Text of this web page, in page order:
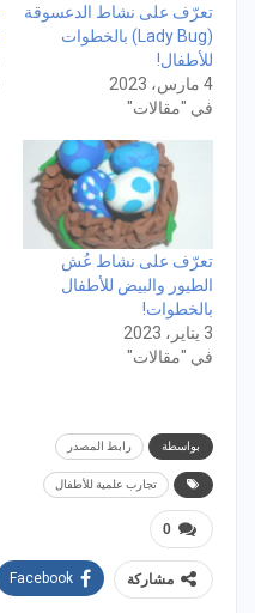
تعرّف على نشاط الدعسوقة
(Lady Bug) بالخطوات
للأطفال!
4 مارس، 2023
في "مقالات"
تعرّف على نشاط عُش
الطيور والبيض للأطفال
بالخطوات!
3 يناير، 2023
في "مقالات"
بواسطة رابط المصدر
تجارب علمية للأطفال
0
مشاركة Facebook